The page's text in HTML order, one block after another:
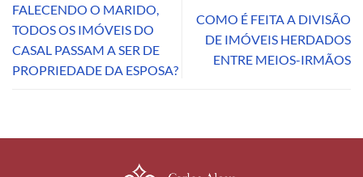
FALECENDO O MARIDO,
TODOS OS IMÓVEIS DO
CASAL PASSAM A SER DE
PROPRIEDADE DA ESPOSA?
COMO É FEITA A DIVISÃO
DE IMÓVEIS HERDADOS
ENTRE MEIOS-IRMÃOS